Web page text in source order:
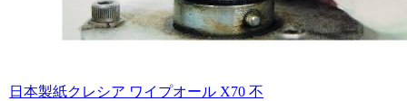
日本製紙クレシア ワイプオール X70 不